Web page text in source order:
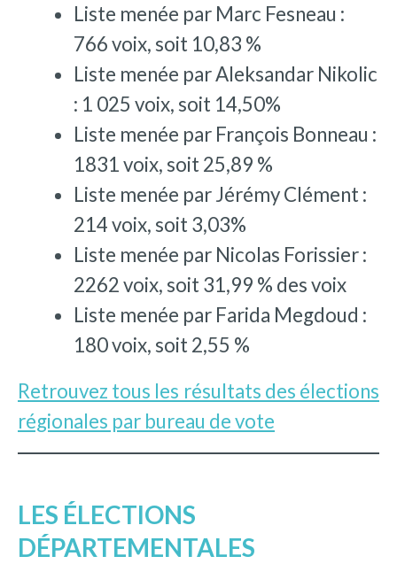
Liste menée par Marc Fesneau :
766 voix, soit 10,83 %
Liste menée par Aleksandar Nikolic
: 1 025 voix, soit 14,50%
Liste menée par François Bonneau :
1831 voix, soit 25,89 %
Liste menée par Jérémy Clément :
214 voix, soit 3,03%
Liste menée par Nicolas Forissier :
2262 voix, soit 31,99 % des voix
Liste menée par Farida Megdoud :
180 voix, soit 2,55 %
Retrouvez tous les résultats des élections
régionales par bureau de vote
LES ÉLECTIONS
DÉPARTEMENTALES